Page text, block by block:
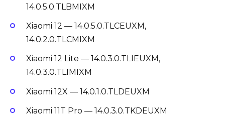
14.0.5.0.TLBMIXM
Xiaomi 12 — 14.0.5.0.TLCEUXM,
14.0.2.0.TLCMIXM
Xiaomi 12 Lite — 14.0.3.0.TLIEUXM,
14.0.3.0.TLIMIXM
Xiaomi 12X — 14.0.1.0.TLDEUXM
Xiaomi 11T Pro — 14.0.3.0.TKDEUXM